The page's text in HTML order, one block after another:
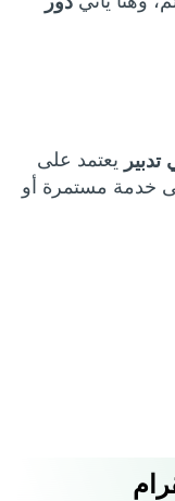
يعتمد على
خدمة مستمرة أو